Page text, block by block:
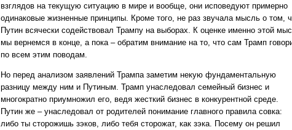
взглядов на текущую ситуацию в мире и вообще, они исповедуют примерно
одинаковые жизненные принципы. Кроме того, не раз звучала мысль о том,
Путин всячески содействовал Трампу на выборах. К оценке именно этой
мы вернемся в конце, а пока – обратим внимание на то, что сам Трамп
по всем этим поводам.
Но перед анализом заявлений Трампа заметим некую фундаментальную
разницу между ним и Путиным. Трамп унаследовал семейный бизнес и
многократно приумножил его, ведя жесткий бизнес в конкурентной среде.
Путин же – унаследовал от родителей понимание главного правила совка:
либо ты сторожишь зэков, либо тебя сторожат, как зэка. Посему он решил